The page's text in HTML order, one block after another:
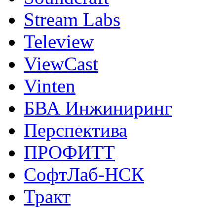
Stream Labs
Teleview
ViewCast
Vinten
БВА Инжиниринг
Перспектива
ПРОФИТТ
СофтЛаб-НСК
Тракт